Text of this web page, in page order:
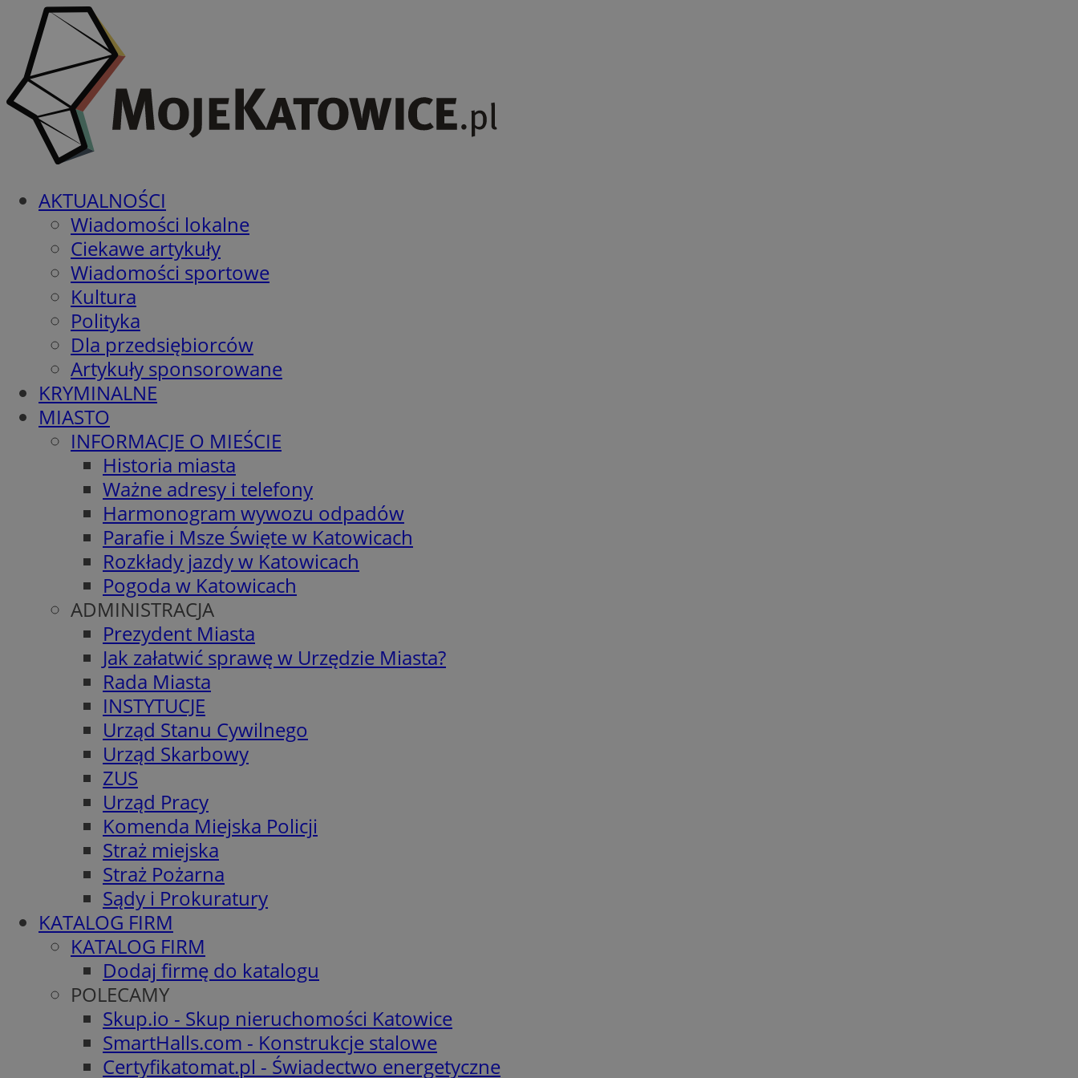
AKTUALNOŚCI
Wiadomości lokalne
Ciekawe artykuły
Wiadomości sportowe
Kultura
Polityka
Dla przedsiębiorców
Artykuły sponsorowane
KRYMINALNE
MIASTO
INFORMACJE O MIEŚCIE
Historia miasta
Ważne adresy i telefony
Harmonogram wywozu odpadów
Parafie i Msze Święte w Katowicach
Rozkłady jazdy w Katowicach
Pogoda w Katowicach
ADMINISTRACJA
Prezydent Miasta
Jak załatwić sprawę w Urzędzie Miasta?
Rada Miasta
INSTYTUCJE
Urząd Stanu Cywilnego
Urząd Skarbowy
ZUS
Urząd Pracy
Komenda Miejska Policji
Straż miejska
Straż Pożarna
Sądy i Prokuratury
KATALOG FIRM
KATALOG FIRM
Dodaj firmę do katalogu
POLECAMY
Skup.io - Skup nieruchomości Katowice
SmartHalls.com - Konstrukcje stalowe
Certyfikatomat.pl - Świadectwo energetyczne